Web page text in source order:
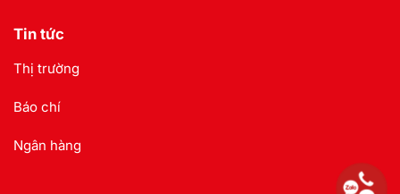
Tin tức
Thị trường
Báo chí
Ngân hàng